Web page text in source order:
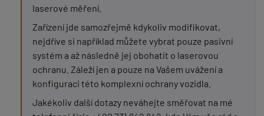
laserové měření.
Zařízení jde samozřejmě kdykoliv modifikovat,
nejdříve si například můžete vybrat pouze pasivní
systém a až následně jej obohatit o laserovou
ochranu. Záleží jen a pouze na Vašem uvážení a
konfiguraci této komplexní ochrany vozidla.
Jakékoliv další dotazy neváhejte směřovat na mé